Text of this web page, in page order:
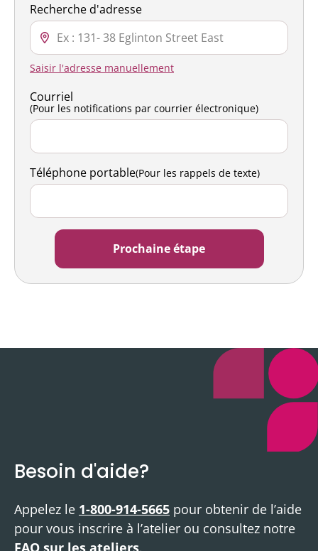
Recherche d'adresse
Saisir l'adresse manuellement
Courriel
(Pour les notifications par courrier électronique)
Téléphone portable(Pour les rappels de texte)
Besoin d'aide?
Appelez le 1-800-914-5665 pour obtenir de l’aide
pour vous inscrire à l’atelier ou consultez notre
FAQ sur les ateliers.